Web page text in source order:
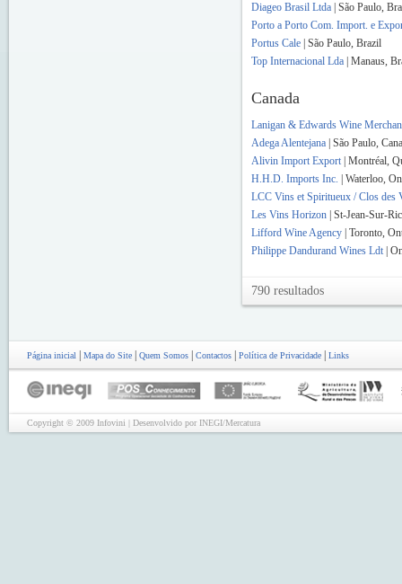
Diageo Brasil Ltda | São Paulo,
Porto a Porto Com. Import. e
Portus Cale | São Paulo, Brazil
Top Internacional Lda | Manaus,
Canada
Lanigan & Edwards Wine
Adega Alentejana | São Paulo,
Alivin Import Export | Montréal,
H.H.D. Imports Inc. | Waterloo,
LCC Vins et Spiritueux / Clos des
Les Vins Horizon | St-Jean-Sur-
Lifford Wine Agency | Toronto,
Philippe Dandurand Wines Ldt |
790 resultados
Página inicial Mapa do Site Quem Somos Contactos Política de Privacidade Links
Copyright © 2009 Infovini | Desenvolvido por INEGI/Mercatura